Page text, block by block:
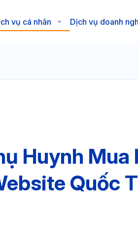
vụ cá nhân Dịch vụ doanh
Huynh Mua
Quốc